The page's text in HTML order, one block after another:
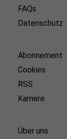
FAQs
Datenschutz
Abonnement
Cookies
RSS
Karriere
Über uns